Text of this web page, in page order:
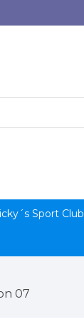
Sport Club
07